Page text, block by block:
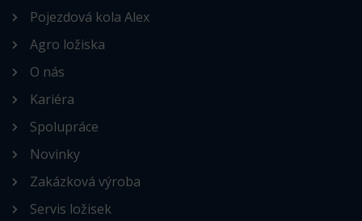
Pojezdová kola Alex
Agro ložiska
O nás
Kariéra
Spolupráce
Novinky
Zakázková výroba
Servis ložisek